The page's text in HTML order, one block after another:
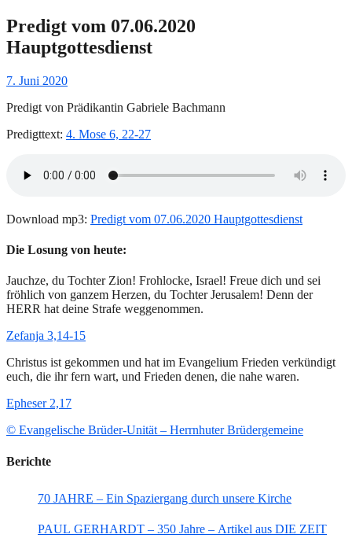
Predigt vom 07.06.2020
Hauptgottesdienst
Gepostet
7. Juni 2020
Predigt von Prädikantin Gabriele Bachmann
Predigttext: 4. Mose 6, 22-27
Download mp3: Predigt vom 07.06.2020 Hauptgottesdienst
Die Losung von heute:
Jauchze, du Tochter Zion! Frohlocke, Israel! Freue dich und sei
fröhlich von ganzem Herzen, du Tochter Jerusalem! Denn der
HERR hat deine Strafe weggenommen.
Zefanja 3,14-15
Christus ist gekommen und hat im Evangelium Frieden verkündigt
euch, die ihr fern wart, und Frieden denen, die nahe waren.
Epheser 2,17
© Evangelische Brüder-Unität – Herrnhuter Brüdergemeine
Berichte
70 JAHRE – Ein Spaziergang durch unsere Kirche
PAUL GERHARDT – 350 Jahre – Artikel aus DIE ZEIT